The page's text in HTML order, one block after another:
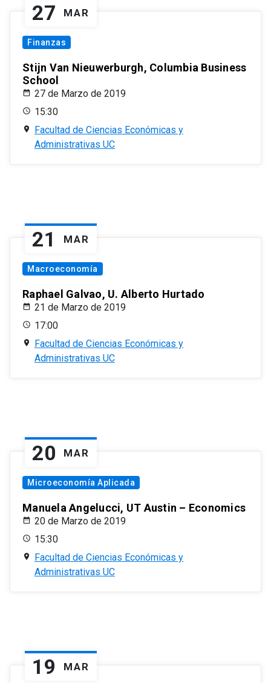
27 MAR
Finanzas
Stijn Van Nieuwerburgh, Columbia Business
School
27 de Marzo de 2019
15:30
Facultad de Ciencias Económicas y
Administrativas UC
21 MAR
Macroeconomía
Raphael Galvao, U. Alberto Hurtado
21 de Marzo de 2019
17:00
Facultad de Ciencias Económicas y
Administrativas UC
20 MAR
Microeconomía Aplicada
Manuela Angelucci, UT Austin – Economics
20 de Marzo de 2019
15:30
Facultad de Ciencias Económicas y
Administrativas UC
19 MAR